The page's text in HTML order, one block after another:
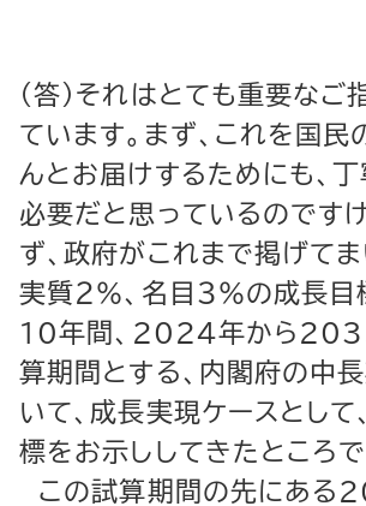
（答）それはとても重要なご
ています。まず、これを国民
んとお届けするためにも、
必要だと思っているのです
ず、政府がこれまで掲げてま
実質２％、名目３％の成長目
10年間、2024年から
算期間とする、内閣府の中
いて、成長実現ケースとして
標をお示ししてきたところで
この試算期間の先にある